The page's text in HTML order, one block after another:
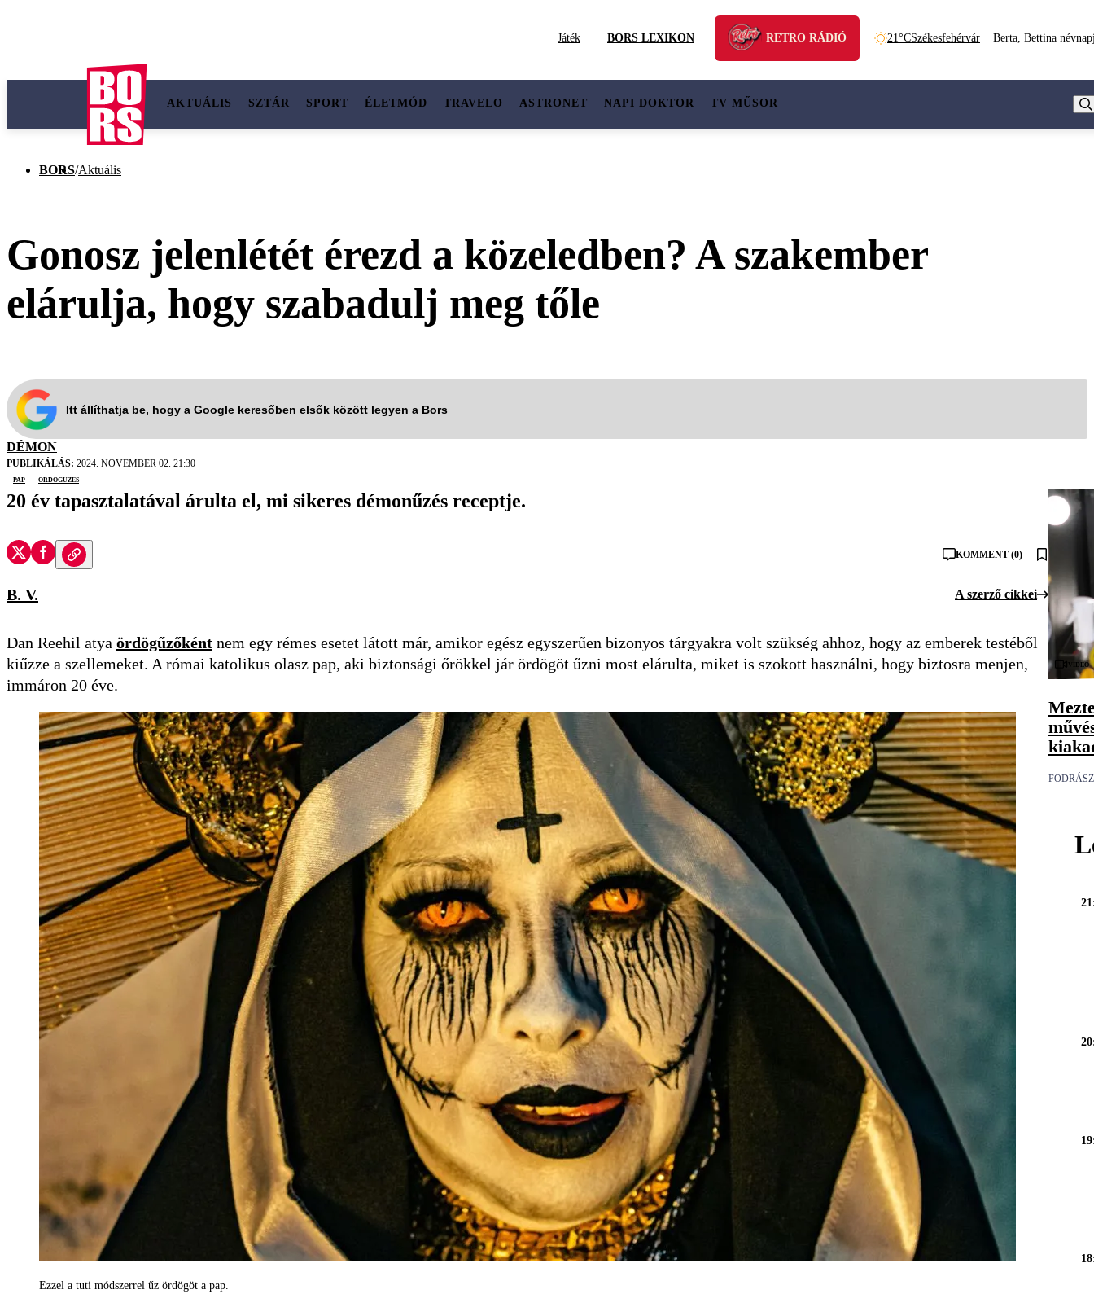
Játék BORS LEXIKON RETRO RÁDIÓ 21°CSzékesfehérvár Berta, Bettina
AKTUÁLIS SZTÁR SPORT ÉLETMÓD TRAVELO ASTRONET NAPI DOKTOR TV MŰSOR
BORS/Aktuális
Gonosz jelenlétét érezd a közeledben? A szakember
elárulja, hogy szabadulj meg tőle
Itt állíthatja be, hogy a Google keresőben elsők között legyen a Bors
DÉMON
PUBLIKÁLÁS: 2024. NOVEMBER 02. 21:30
pap
ördögűzés
20 év tapasztalatával árulta el, mi sikeres démonűzés receptje.
KOMMENT (0)
B. V. A szerző cikkei
Dan Reehil atya ördögűzőként nem egy rémes esetet látott már, amikor egész egyszerűen bizonyos tárgyakra volt szükség ahhoz, hogy az emberek testéből
kiűzze a szellemeket. A római katolikus olasz pap, aki biztonsági őrökkel jár ördögöt űzni most elárulta, miket is szokott használni, hogy biztosra menjen,
immáron 20 éve.
Ezzel a tuti módszerrel űz ördögöt a pap.
Videó